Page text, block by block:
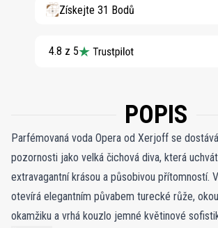
Získejte 31 Bodů
4.8 z 5
POPIS
Parfémovaná voda Opera od Xerjoff se
pozornosti jako velká čichová diva, která
extravagantní krásou a působivou přítomností.
otevírá elegantním půvabem turecké růže,
okamžiku a vrhá kouzlo jemné květinové